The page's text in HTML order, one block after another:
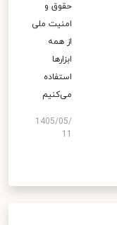
حقوق و
امنیت ملی
از همه
ابزارها
استفاده
می‌کنیم
1405/05/